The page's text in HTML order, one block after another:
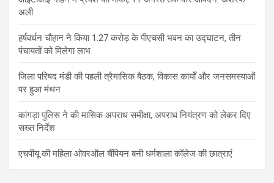
अली
हर्षवर्धन चौहान ने किया 1.27 करोड़ के पीएचसी भवन का उद्घाटन, तीन
पंचायतों को मिलेगा लाभ
जिला परिषद मंडी की पहली त्रैमासिक बैठक, विकास कार्यों और जनसमस्याओं
पर हुआ मंथन
कांगड़ा पुलिस ने की मासिक अपराध समीक्षा, अपराध नियंत्रण को लेकर दिए
सख्त निर्देश
एचपीयू की महिला ओवरऑल चैंपियन बनी धर्मशाला कॉलेज की छात्राएं